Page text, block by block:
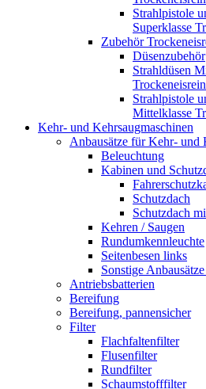
Strahlpistole
Superklasse
Zubehör
Düsenzubehör
Strahldüsen
Strahlpistole
Mittelklasse
Kehr- und Kehrsaugmaschinen
Anbausätze für Kehr- und
Beleuchtung
Kabinen und
Schutzdach
Schutzdach
Kehren / Saugen
Rundumkennleuchte
Seitenbesen links
Sonstige
Antriebsbatterien
Bereifung
Bereifung, pannensicher
Filter
Flachfaltenfilter
Flusenfilter
Rundfilter
Schaumstofffilter